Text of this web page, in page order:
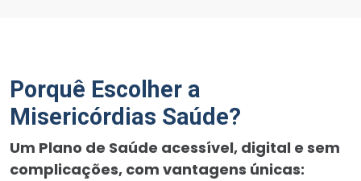
Porquê Escolher a
Misericórdias Saúde?
Um Plano de Saúde acessível, digital e sem
complicações, com vantagens únicas: